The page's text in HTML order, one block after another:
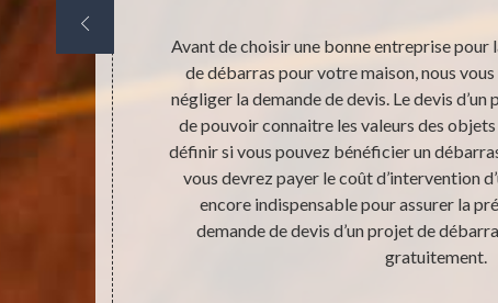
aussi donc
raison
Avant de choisir une bonne entreprise pour
de débarras pour votre maison, nous
négliger la demande de devis. Le devis
de pouvoir connaitre les valeurs des
définir si vous pouvez bénéficier un
vous devrez payer le coût d’intervention
encore indispensable pour assurer la
demande de devis d’un projet de
gratuitement.